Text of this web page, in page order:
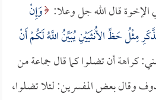
الإخوة قال الله جل وعلا: وَإِنْ
مِثْلُ حَظِّ الأُنثَيَيْنِ يُبَيِّنُ اللَّهُ لَكُمْ أَنْ
يعني: كراهة أن تضلوا كما قال جماعة من
وقال بعض المفسرين: لئلا تضلوا،